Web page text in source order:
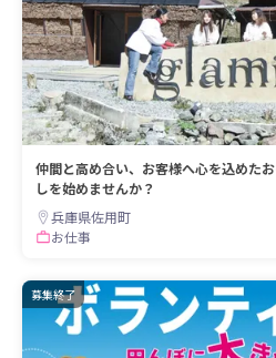
仲間と高め合い、お客様へ心を込めた
しを始めませんか？
兵庫県佐用町
お仕事
募集終了